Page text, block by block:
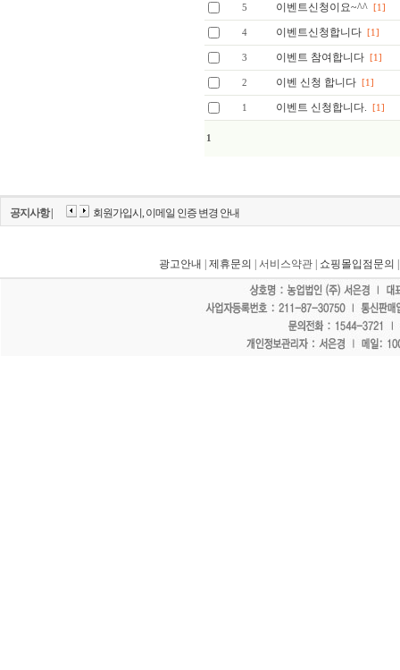
5 이벤트신청이요~^^ [1]
4 이벤트신청합니다 [1]
3 이벤트 참여합니다 [1]
2 이벤 신청 합니다 [1]
1 이벤트 신청합니다. [1]
1
공지사항 | 회원가입시, 이메일 인증 변경 안내
광고안내 제휴문의 | 서비스약관 | 쇼핑몰입점문의
"홈페이지 모든 게시물에